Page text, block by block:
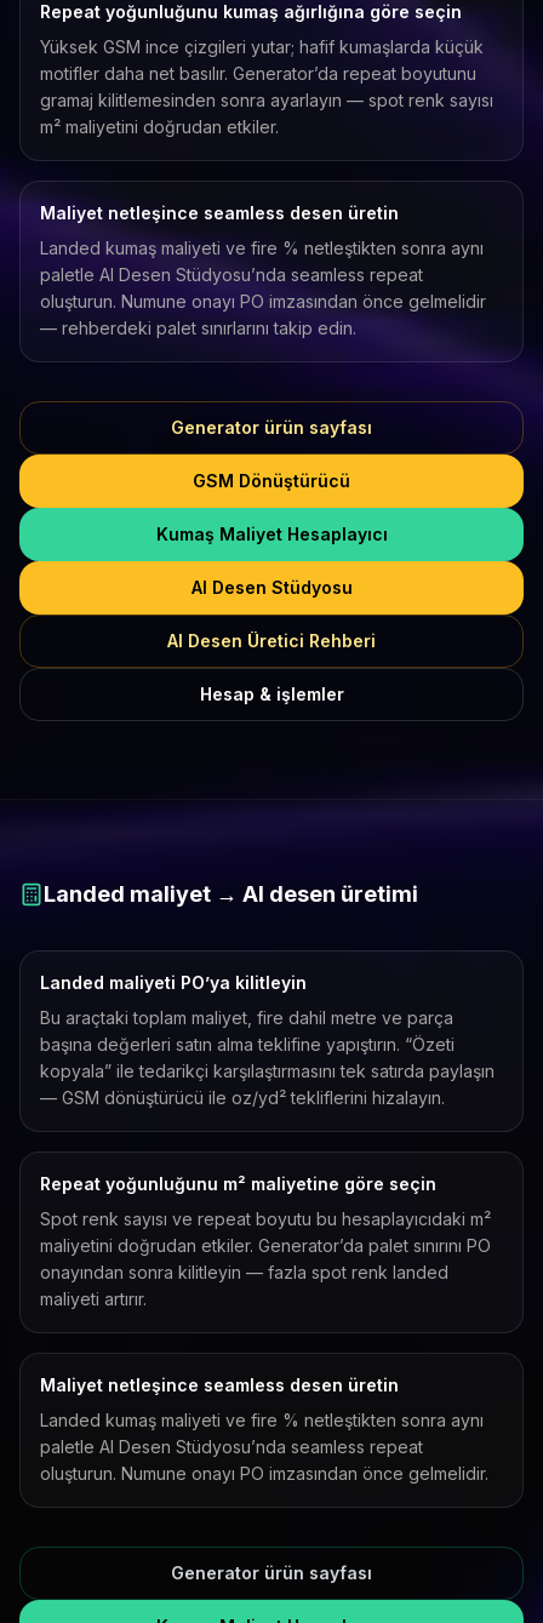
Repeat yoğunluğunu kumaş ağırlığına göre seçin
Yüksek GSM ince çizgileri yutar; hafif kumaşlarda küçük
motifler daha net basılır. Generator’da repeat boyutunu
gramaj kilitlemesinden sonra ayarlayın — spot renk sayısı
m² maliyetini doğrudan etkiler.
Maliyet netleşince seamless desen üretin
Landed kumaş maliyeti ve fire % netleştikten sonra aynı
paletle AI Desen Stüdyosu’nda seamless repeat
oluşturun. Numune onayı PO imzasından önce gelmelidir
— rehberdeki palet sınırlarını takip edin.
Generator ürün sayfası
GSM Dönüştürücü
Kumaş Maliyet Hesaplayıcı
AI Desen Stüdyosu
AI Desen Üretici Rehberi
Hesap & işlemler
Landed maliyet → AI desen üretimi
Landed maliyeti PO’ya kilitleyin
Bu araçtaki toplam maliyet, fire dahil metre ve parça
başına değerleri satın alma teklifine yapıştırın. “Özeti
kopyala” ile tedarikçi karşılaştırmasını tek satırda paylaşın
— GSM dönüştürücü ile oz/yd² tekliflerini hizalayın.
Repeat yoğunluğunu m² maliyetine göre seçin
Spot renk sayısı ve repeat boyutu bu hesaplayıcıdaki m²
maliyetini doğrudan etkiler. Generator’da palet sınırını PO
onayından sonra kilitleyin — fazla spot renk landed
maliyeti artırır.
Maliyet netleşince seamless desen üretin
Landed kumaş maliyeti ve fire % netleştikten sonra aynı
paletle AI Desen Stüdyosu’nda seamless repeat
oluşturun. Numune onayı PO imzasından önce gelmelidir.
Generator ürün sayfası